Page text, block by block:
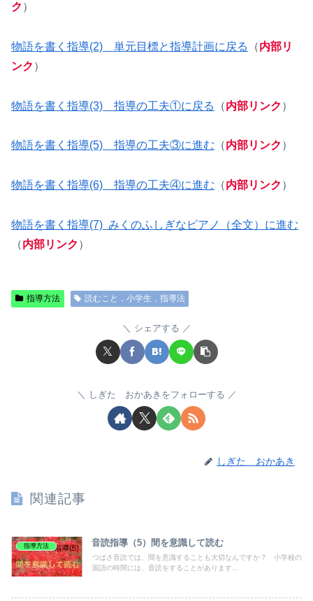
ク ）
物語を書く指導(2) 単元目標と指導計画に戻る （内部リ
ンク ）
物語を書く指導(3) 指導の工夫①に戻る （内部リンク ）
物語を書く指導(5) 指導の工夫③に進む （内部リンク ）
物語を書く指導(6) 指導の工夫④に進む （内部リンク ）
物語を書く指導(7) みくのふしぎなピアノ（全文）に進む
（内部リンク ）
指導方法 読むこと，小学生，指導法
シェアする
しぎた おかあきをフォローする
しぎた おかあき
関連記事
指導方法 音読指導（5）間を意識して読む
つばさ音読では、間を意識することも大切なんですか？ 小学校の
国語の時間には、音読をすることがあります...